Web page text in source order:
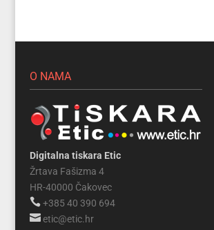
O NAMA
Digitalna tiskara Etic
Žrtava Fašizma 4
HR-40000 Čakovec
+385 40 390 694
etic@etic.hr